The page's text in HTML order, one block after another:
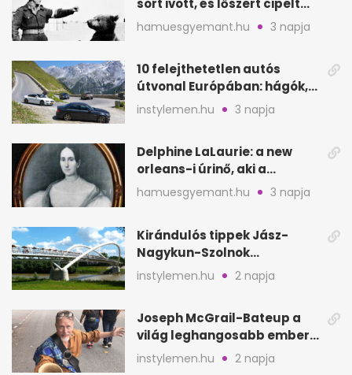
Monte Cassinónál
hamuesgyemant.hu 3 napja
10 felejthetetlen autós
útvonal Európában: hágók,
partok, fjordok
instylemen.hu 3 napja
Delphine LaLaurie: a new
orleans-i úrinő, aki a
padláson kínzott
hamuesgyemant.hu 3 napja
Kirándulós tippek Jász-
Nagykun-Szolnok
megyében: 6 kihagyhatatlan
hely
instylemen.hu 2 napja
Joseph McGrail-Bateup a
világ leghangosabb embere
lett Ausztráliából
instylemen.hu 2 napja